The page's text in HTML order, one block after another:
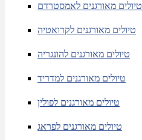
טיולים מאורגנים לאמסטרדם
טיולים מאורגנים לקרואטיה
טיולים מאורגנים להונגריה
טיולים מאורגנים למדריד
טיולים מאורגנים לפולין
טיולים מאורגנים לפראג